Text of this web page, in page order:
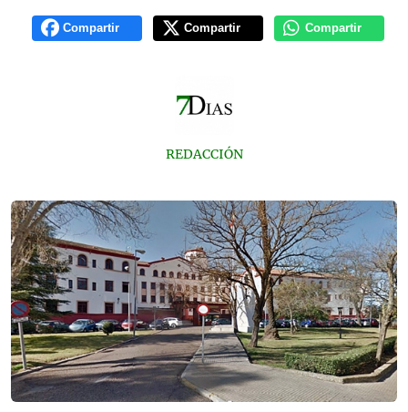
Compartir Compartir Compartir
REDACCIÓN